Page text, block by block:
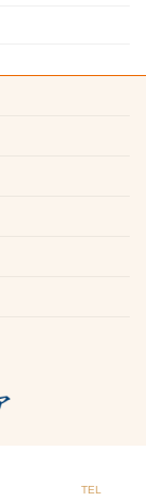
TEL